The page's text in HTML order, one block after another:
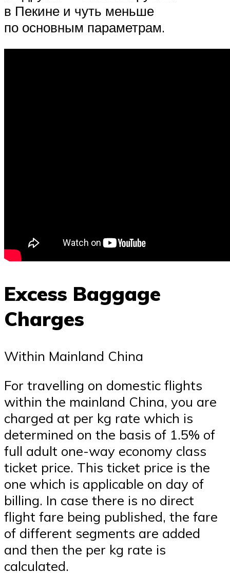
в Пекине и чуть меньше
по основным параметрам.
Excess Baggage
Charges
Within Mainland China
For travelling on domestic flights
within the mainland China, you are
charged at per kg rate which is
determined on the basis of 1.5% of
full adult one-way economy class
ticket price. This ticket price is the
one which is applicable on day of
billing. In case there is no direct
flight fare being published, the fare
of different segments are added
and then the per kg rate is
calculated.